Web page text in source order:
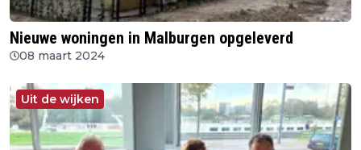
Nieuwe woningen in Malburgen opgeleverd
08 maart 2024
Uit de wijken